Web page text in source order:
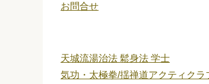
お問合せ
天城流湯治法 鬆身法 学士
気功・太極拳/揺禅道アクティクラ